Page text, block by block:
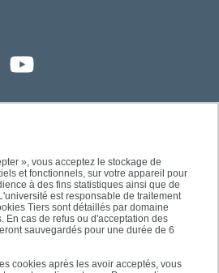
», vous acceptez le stockage de
et fonctionnels, sur votre appareil pour
à des fins statistiques ainsi que de
est responsable de traitement
Tiers sont détaillés par domaine
En cas de refus ou d'acceptation des
sauvegardés pour une durée de 6
cookies après les avoir acceptés, vous